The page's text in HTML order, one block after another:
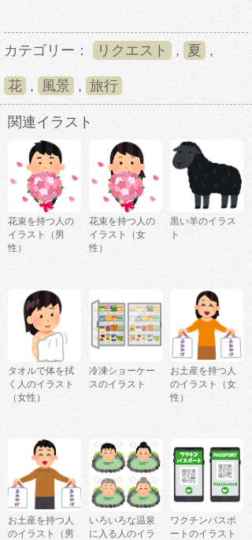
カテゴリー： リクエスト , 夏 ,
花 , 風景 , 旅行
関連イラスト
花束を持つ人の
イラスト（男
性）
花束を持つ人の
イラスト（女
性）
黒い羊のイラス
ト
タオルで体を拭
く人のイラスト
（女性）
冷凍ショーケー
スのイラスト
お土産を持つ人
のイラスト（女
性）
お土産を持つ人
のイラスト（男
いろいろな温泉
に入る人のイラ
ワクチンパスポ
ートのイラスト